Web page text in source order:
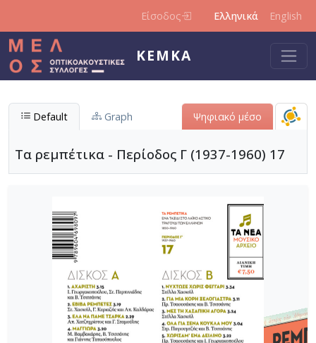
Είσοδος Ελληνικά English
ΚΕΜΚΑ
Default Graph Ψηφιακό μέσο
Τα ρεμπέτικα - Περίοδος Γ (1937-1960) 17